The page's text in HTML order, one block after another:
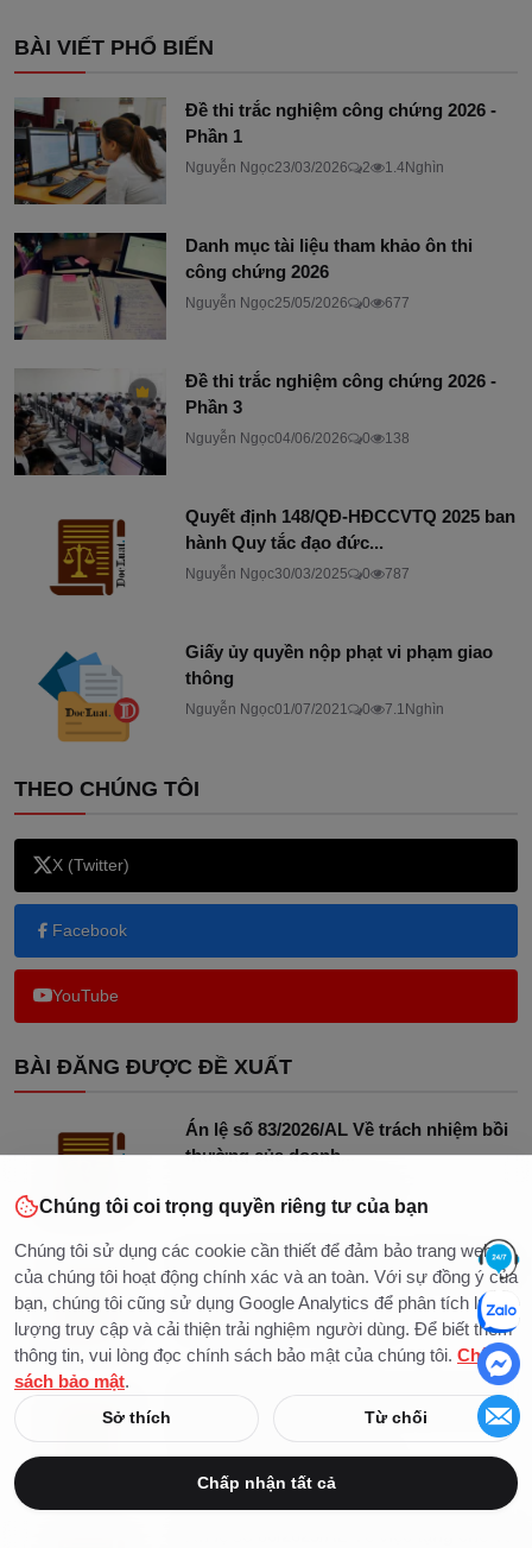
BÀI VIẾT PHỔ BIẾN
Đề thi trắc nghiệm công chứng 2026 -
Phần 1
Nguyễn Ngọc23/03/2026 2 1.4Nghìn
Danh mục tài liệu tham khảo ôn thi
công chứng 2026
Nguyễn Ngọc25/05/2026 0 677
Đề thi trắc nghiệm công chứng 2026 -
Phần 3
Nguyễn Ngọc04/06/2026 0 138
Quyết định 148/QĐ-HĐCCVTQ 2025 ban
hành Quy tắc đạo đức...
Nguyễn Ngọc30/03/2025 0 787
Giấy ủy quyền nộp phạt vi phạm giao
thông
Nguyễn Ngọc01/07/2021 0 7.1Nghìn
THEO CHÚNG TÔI
X (Twitter)
Facebook
YouTube
BÀI ĐĂNG ĐƯỢC ĐỀ XUẤT
Án lệ số 83/2026/AL Về trách nhiệm bồi
thường của doanh...
Án lệ số 82/2025/AL Về xác định tài sản
chung của vợ chồng...
Nguyễn Ngọc 15/07/2026
Án lệ số 81/2025/AL Về xác định tranh
chấp dân sự về đòi...
Nguyễn Ngọc15/07/2026 0 4
Chúng tôi coi trọng quyền riêng tư của bạn
Chúng tôi sử dụng các cookie cần thiết để đảm bảo trang web
của chúng tôi hoạt động chính xác và an toàn. Với sự đồng ý của
bạn, chúng tôi cũng sử dụng Google Analytics để phân tích lưu
lượng truy cập và cải thiện trải nghiệm người dùng. Để biết thêm
thông tin, vui lòng đọc chính sách bảo mật của chúng tôi. Chính
sách bảo mật.
Sở thích Từ chối
Chấp nhận tất cả